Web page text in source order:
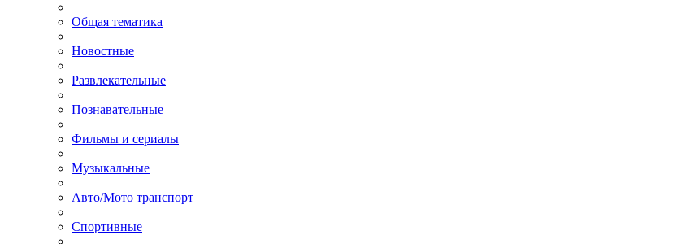
Общая тематика
Новостные
Развлекательные
Познавательные
Фильмы и сериалы
Музыкальные
Авто/Мото транспорт
Спортивные